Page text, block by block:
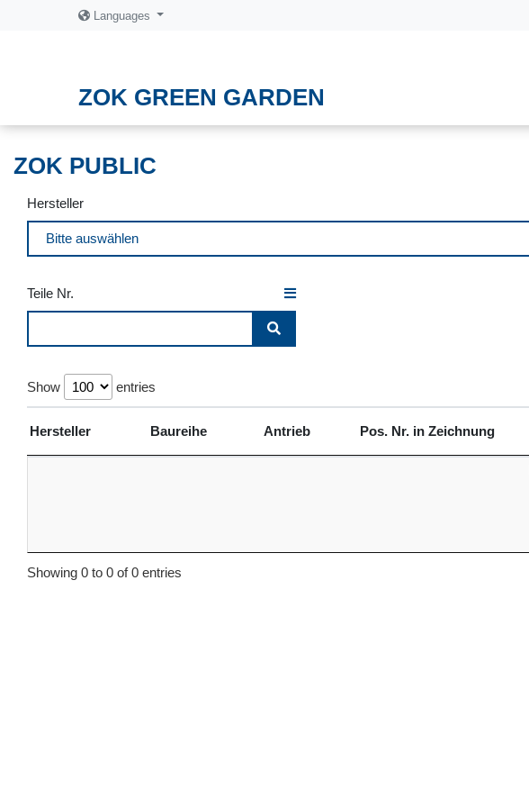
Languages
ZOK GREEN GARDEN
ZOK PUBLIC
Hersteller
Teile Nr.
Show entries
Hersteller Baureihe Antrieb Pos. Nr. in Zeichnung
Showing 0 to 0 of 0 entries